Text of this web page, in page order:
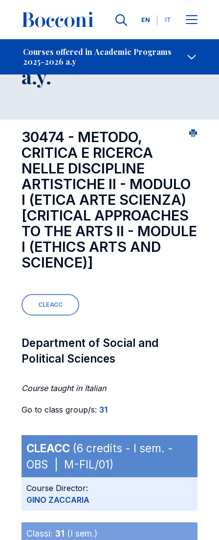
Languages
EN IT
Courses offered in Academic Programs
2025-2026 a.y
- Contact Us
Course 2025-2026
a.y.
30474 - METODO,
CRITICA E RICERCA
NELLE DISCIPLINE
ARTISTICHE II - MODULO
I (ETICA ARTE SCIENZA)
[CRITICAL APPROACHES
TO THE ARTS II - MODULE
I (ETHICS ARTS AND
SCIENCE)]
CLEACC
Department of Social and
Political Sciences
Course taught in Italian
Go to class group/s: 31
CLEACC (6 credits - I sem. -
OBS | M-FIL/01)
Course Director:
GINO ZACCARIA
Classi: 31 (I sem.)